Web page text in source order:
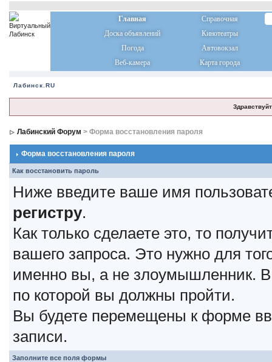
Главная
Справочная
Доска объявлений
Кинотеатры
Погода
Автовокзал
Веб-камера
Карта города
Лабинск.RU
Лабинский Форум > Форма восстановления пароля
Форма восстановления пароля
Как восстановить пароль
Ниже введите ваше имя
регистру.
Как только сделаете это, то
вашего запроса. Это нужно для
именно вы, а не злоумышленник. В
по которой вы должны пройти.
Вы будете перемещены к форме
записи.
Заполните все поля формы